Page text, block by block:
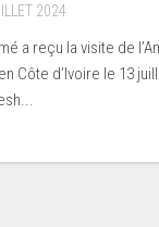
2024
a reçu la visite de
Côte d’Ivoire le 13